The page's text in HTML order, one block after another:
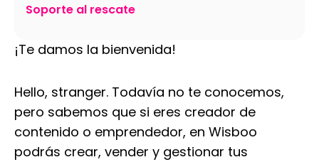
Soporte al rescate
¡Te damos la bienvenida!
Hello, stranger. Todavía no te conocemos,
pero sabemos que si eres creador de
contenido o emprendedor, en Wisboo
podrás crear, vender y gestionar tus